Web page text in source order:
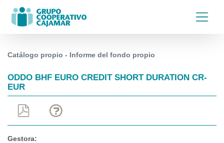
Catálogo propio - Informe del fondo propio
ODDO BHF EURO CREDIT SHORT DURATION CR-
EUR
Gestora: